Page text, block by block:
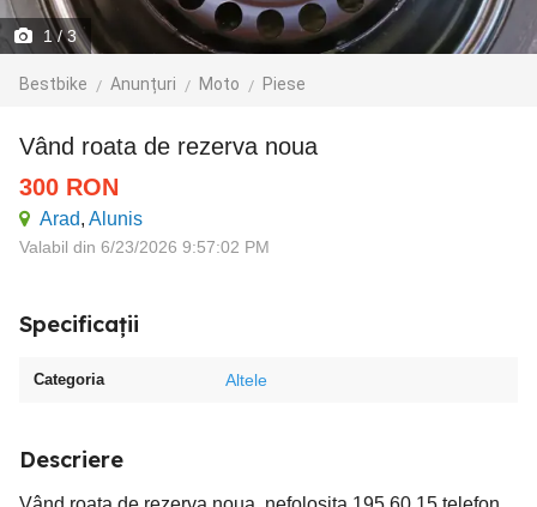
1/ 3
Bestbike Anunțuri Moto Piese
Vând roata de rezerva noua
300 RON
Arad, Alunis
Valabil din 6/23/2026 9:57:02 PM
Specificații
Categoria Altele
Descriere